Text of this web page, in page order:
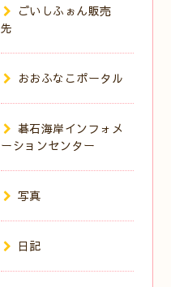
ごいしふぉん販売
先
おおふなこポータル
碁石海岸インフォメ
ーションセンター
写真
日記